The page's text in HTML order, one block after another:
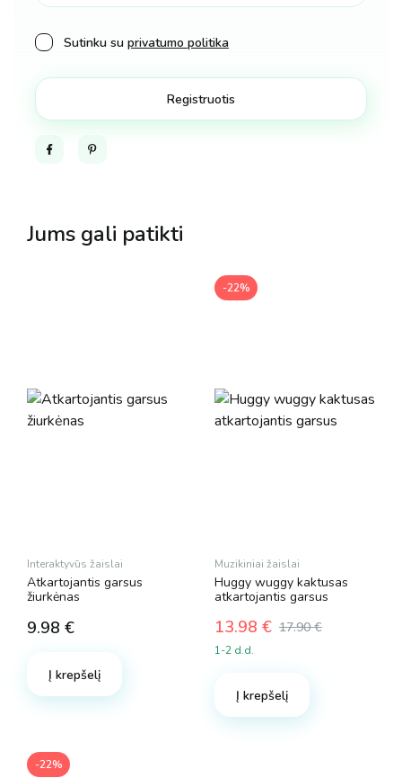
Sutinku su privatumo politika
FacebookPinterest
Jums gali patikti
Interaktyvūs žaislai
Atkartojantis garsus
žiurkėnas
9.98 €
Į krepšelį
-22%
Muzikiniai žaislai
Huggy wuggy kaktusas
atkartojantis garsus
17.90€
Original
17.90 €.
13.98 €
Current
13.98 €.
1-2 d.d.
Į krepšelį
-22%